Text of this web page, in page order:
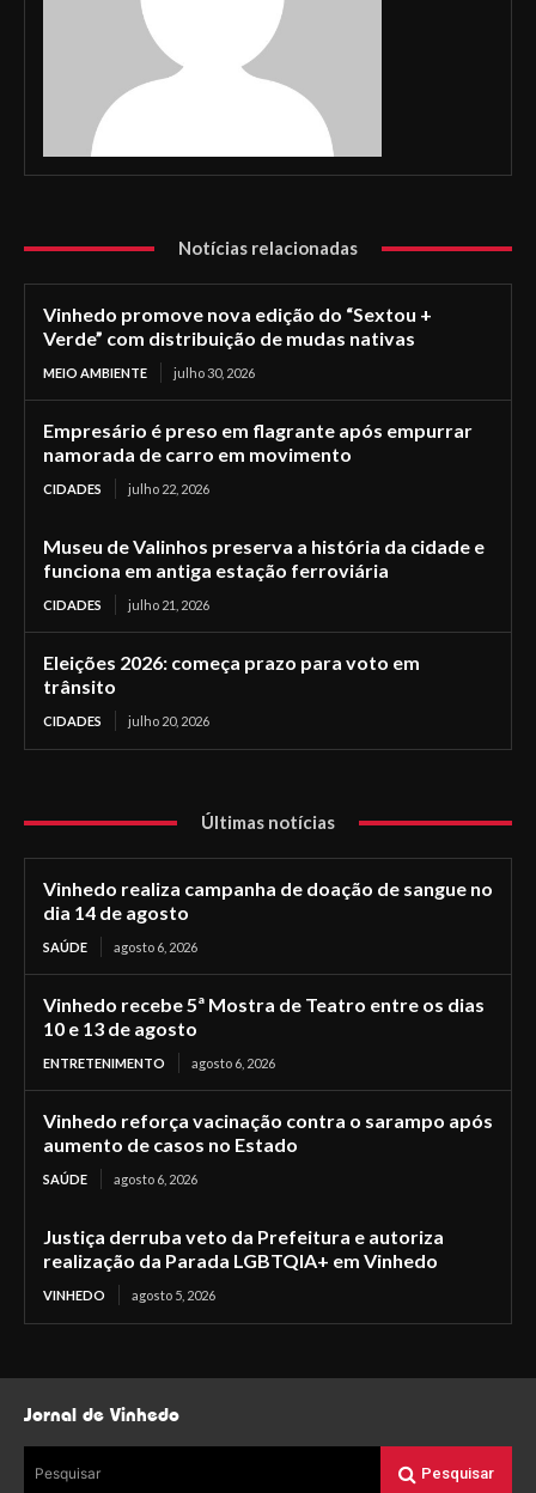
Notícias relacionadas
Vinhedo promove nova edição do “Sextou +
Verde” com distribuição de mudas nativas
MEIO AMBIENTE julho 30, 2026
Empresário é preso em flagrante após empurrar
namorada de carro em movimento
CIDADES julho 22, 2026
Museu de Valinhos preserva a história da cidade e
funciona em antiga estação ferroviária
CIDADES julho 21, 2026
Eleições 2026: começa prazo para voto em
trânsito
CIDADES julho 20, 2026
Últimas notícias
Vinhedo realiza campanha de doação de sangue no
dia 14 de agosto
SAÚDE agosto 6, 2026
Vinhedo recebe 5ª Mostra de Teatro entre os dias
10 e 13 de agosto
ENTRETENIMENTO agosto 6, 2026
Vinhedo reforça vacinação contra o sarampo após
aumento de casos no Estado
SAÚDE agosto 6, 2026
Justiça derruba veto da Prefeitura e autoriza
realização da Parada LGBTQIA+ em Vinhedo
VINHEDO agosto 5, 2026
Jornal de Vinhedo
Pesquisar Pesquisar